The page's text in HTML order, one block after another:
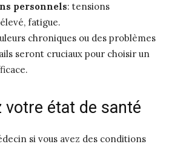
personnels: tensions
fatigue.
chroniques ou des problèmes
seront cruciaux pour choisir un
votre état de santé
si vous avez des conditions